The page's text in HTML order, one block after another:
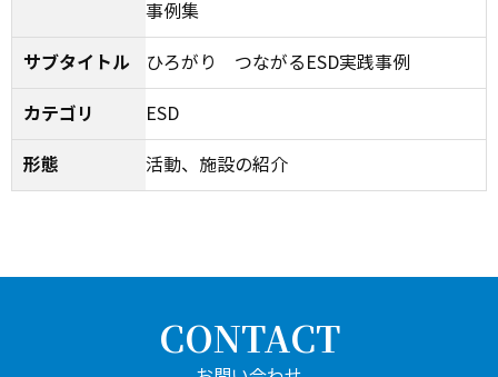
事例集
サブタイトル ひろがり つながるESD実践事例
カテゴリ ESD
形態 活動、施設の紹介
CONTACT